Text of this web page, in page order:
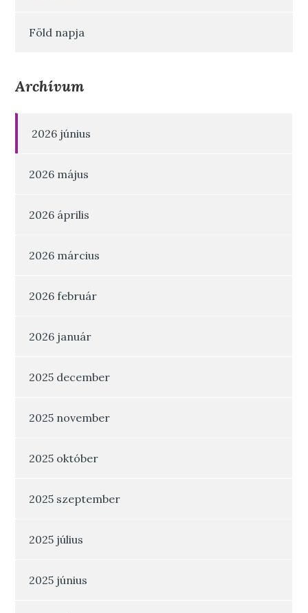
Föld napja
Archívum
2026 június
2026 május
2026 április
2026 március
2026 február
2026 január
2025 december
2025 november
2025 október
2025 szeptember
2025 július
2025 június